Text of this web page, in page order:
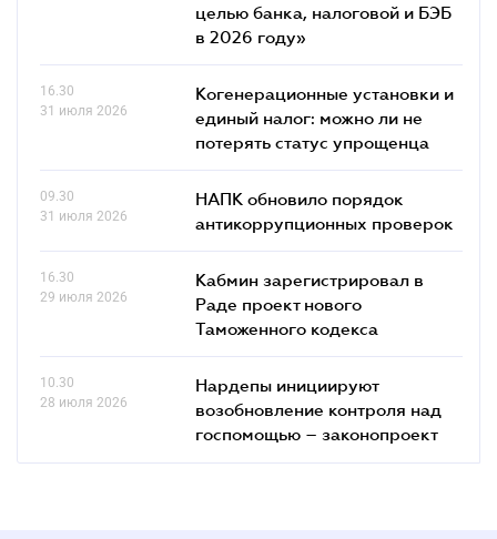
целью банка, налоговой и БЭБ
в 2026 году»
16.30
31 июля 2026
Когенерационные установки и
единый налог: можно ли не
потерять статус упрощенца
09.30
31 июля 2026
НАПК обновило порядок
антикоррупционных проверок
16.30
29 июля 2026
Кабмин зарегистрировал в
Раде проект нового
Таможенного кодекса
10.30
28 июля 2026
Нардепы инициируют
возобновление контроля над
госпомощью – законопроект